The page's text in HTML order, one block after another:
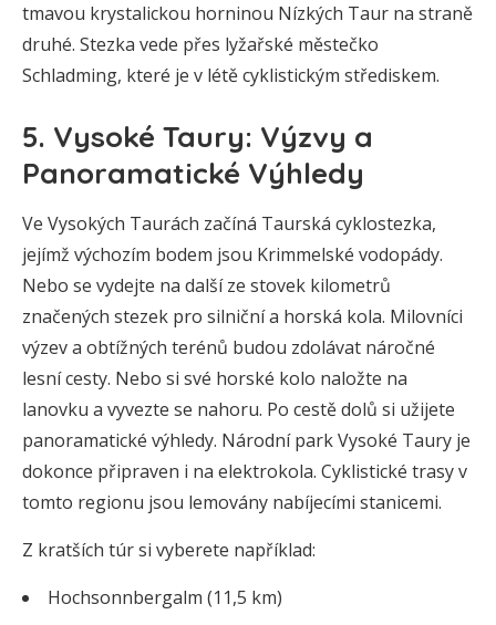
tmavou krystalickou horninou Nízkých Taur na straně
druhé. Stezka vede přes lyžařské městečko
Schladming, které je v létě cyklistickým střediskem.
5. Vysoké Taury: Výzvy a
Panoramatické Výhledy
Ve Vysokých Taurách začíná Taurská cyklostezka,
jejímž výchozím bodem jsou Krimmelské vodopády.
Nebo se vydejte na další ze stovek kilometrů
značených stezek pro silniční a horská kola. Milovníci
výzev a obtížných terénů budou zdolávat náročné
lesní cesty. Nebo si své horské kolo naložte na
lanovku a vyvezte se nahoru. Po cestě dolů si užijete
panoramatické výhledy. Národní park Vysoké Taury je
dokonce připraven i na elektrokola. Cyklistické trasy v
tomto regionu jsou lemovány nabíjecími stanicemi.
Z kratších túr si vyberete například:
Hochsonnbergalm (11,5 km)